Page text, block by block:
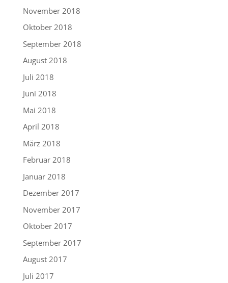
November 2018
Oktober 2018
September 2018
August 2018
Juli 2018
Juni 2018
Mai 2018
April 2018
März 2018
Februar 2018
Januar 2018
Dezember 2017
November 2017
Oktober 2017
September 2017
August 2017
Juli 2017